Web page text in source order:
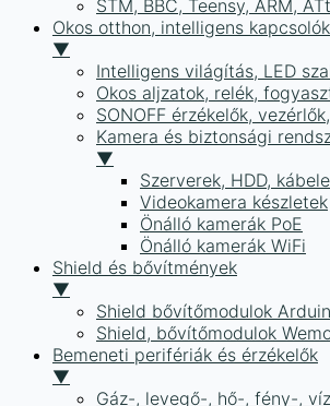
STM, BBC, Teensy, ARM,
Okos otthon, intelligens
▼
Intelligens világítás, LED
Okos aljzatok, relék,
SONOFF érzékelők,
Kamera és biztonsági
▼
Szerverek, HDD,
Videokamera készletek
Önálló kamerák PoE
Önálló kamerák WiFi
Shield és bővítmények
▼
Shield bővítőmodulok
Shield, bővítőmodulok
Bemeneti perifériák és érzékelők
▼
Gáz-, levegő-, hő-, fény-,